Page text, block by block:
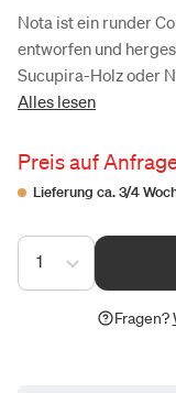
Nota ist ein runder
entworfen und
Sucupira-Holz oder
Alles lesen
Preis auf
Lieferung ca. 3/4
1
Fragen?